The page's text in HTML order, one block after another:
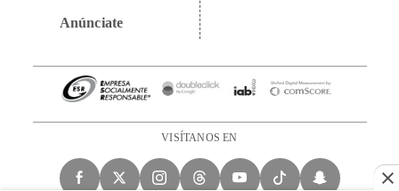
Anúnciate
VISÍTANOS EN